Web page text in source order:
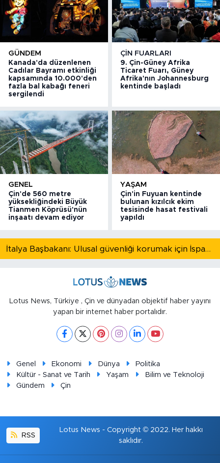
GÜNDEM
Kanada'da düzenlenen
Cadılar Bayramı etkinliği
kapsamında 10.000'den
fazla bal kabağı feneri
sergilendi
ÇIN FUARLARI
9. Çin-Güney Afrika
Ticaret Fuarı, Güney
Afrika'nın Johannesburg
kentinde başladı
GENEL
Çin'de 560 metre
yüksekliğindeki Büyük
Tianmen Köprüsü'nün
inşaatı devam ediyor
YAŞAM
Çin'in Fuyuan kentinde
bulunan kızılcık ekim
tesisinde hasat festivali
yapıldı
İtalya Başbakanı: Ulusal güvenliği korumak için İspanya ile Schengen kapsamındaki serbest dolaşımı askıya alıyoruz
Lotus News, Türkiye , Çin ve dünyadan objektif haber yayını
yapan bir internet haber portalıdır.
Genel Ekonomi Dünya
Politika
Kültür - Sanat ve Tarih
Yaşam
Bilim ve Teknoloji
Gündem
Çin
RSS
Lotus News - Copyright © 2022. Her hakkı
saklıdır.